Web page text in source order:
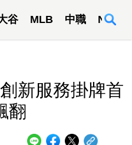
谷 MLB 中職 NBA
新服務掛牌首
翻